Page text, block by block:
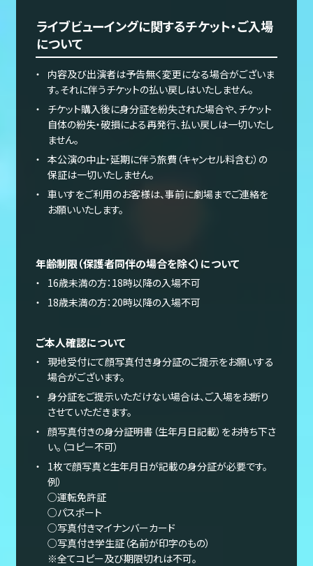
ライブビューイングに関するチケット・ご入場
について
内容及び出演者は予告無く変更になる場合がございま
す。それに伴うチケットの払い戻しはいたしません。
チケット購入後に身分証を紛失された場合や、チケット
自体の紛失・破損による再発行、払い戻しは一切いたし
ません。
本公演の中止・延期に伴う旅費（キャンセル料含む）の
保証は一切いたしません。
車いすをご利用のお客様は、事前に劇場までご連絡を
お願いいたします。
年齢制限（保護者同伴の場合を除く）について
16歳未満の方：18時以降の入場不可
18歳未満の方：20時以降の入場不可
ご本人確認について
現地受付にて顔写真付き身分証のご提示をお願いする
場合がございます。
身分証をご提示いただけない場合は、ご入場をお断り
させていただきます。
顔写真付きの身分証明書（生年月日記載）をお持ち下さ
い。（コピー不可）
1枚で顔写真と生年月日が記載の身分証が必要です。
例）
○運転免許証
○パスポート
○写真付きマイナンバーカード
○写真付き学生証（名前が印字のもの）
※全てコピー及び期限切れは不可。